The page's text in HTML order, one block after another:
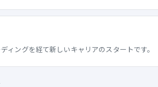
ィングを経て新しいキャリアのスタートです。